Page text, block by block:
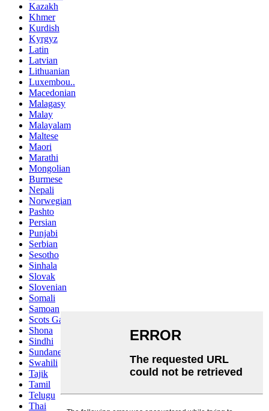
Kazakh
Khmer
Kurdish
Kyrgyz
Latin
Latvian
Lithuanian
Luxembou..
Macedonian
Malagasy
Malay
Malayalam
Maltese
Maori
Marathi
Mongolian
Burmese
Nepali
Norwegian
Pashto
Persian
Punjabi
Serbian
Sesotho
Sinhala
Slovak
Slovenian
Somali
Samoan
Scots Gaelic
Shona
Sindhi
Sundanese
Swahili
Tajik
Tamil
Telugu
Thai